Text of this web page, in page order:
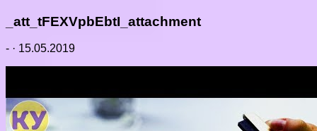
_att_tFEXVpbEbtI_attachment
- · 15.05.2019